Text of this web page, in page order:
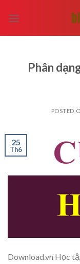
Phân
POSTED
25
Th6
Download.vn Học